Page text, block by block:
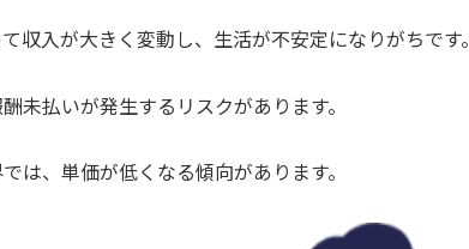
収入が大きく変動し、生活が不安定になりがちです。
未払いが発生するリスクがあります。
は、単価が低くなる傾向があります。